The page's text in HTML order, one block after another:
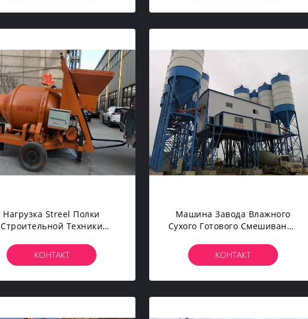
Нагрузка Streel Полки
Строительной Техники
Небольшая Мобильная
Барабанит Конкретным
КОНТАКТ
Машина Завода Влажного
Сухого Готового Смешивания
Серии Ленточного
Транспортера Конкретная
КОНТАКТ